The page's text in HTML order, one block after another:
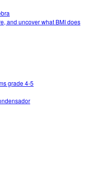
and uncover what BMI does
grade 4-5